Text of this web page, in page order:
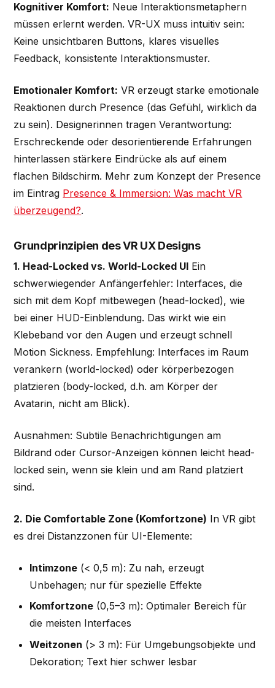
Kognitiver Komfort: Neue Interaktionsmetaphern
müssen erlernt werden. VR-UX muss intuitiv sein:
Keine unsichtbaren Buttons, klares visuelles
Feedback, konsistente Interaktionsmuster.
Emotionaler Komfort: VR erzeugt starke emotionale
Reaktionen durch Presence (das Gefühl, wirklich da
zu sein). Designerinnen tragen Verantwortung:
Erschreckende oder desorientierende Erfahrungen
hinterlassen stärkere Eindrücke als auf einem
flachen Bildschirm. Mehr zum Konzept der Presence
im Eintrag Presence & Immersion: Was macht VR
überzeugend?.
Grundprinzipien des VR UX Designs
1. Head-Locked vs. World-Locked UI Ein
schwerwiegender Anfängerfehler: Interfaces, die
sich mit dem Kopf mitbewegen (head-locked), wie
bei einer HUD-Einblendung. Das wirkt wie ein
Klebeband vor den Augen und erzeugt schnell
Motion Sickness. Empfehlung: Interfaces im Raum
verankern (world-locked) oder körperbezogen
platzieren (body-locked, d.h. am Körper der
Avatarin, nicht am Blick).
Ausnahmen: Subtile Benachrichtigungen am
Bildrand oder Cursor-Anzeigen können leicht head-
locked sein, wenn sie klein und am Rand platziert
sind.
2. Die Comfortable Zone (Komfortzone) In VR gibt
es drei Distanzzonen für UI-Elemente:
Intimzone(< 0,5 m): Zu nah, erzeugt
Unbehagen; nur für spezielle Effekte
Komfortzone(0,5–3 m): Optimaler Bereich für
die meisten Interfaces
Weitzonen (> 3 m): Für Umgebungsobjekte und
Dekoration; Text hier schwer lesbar